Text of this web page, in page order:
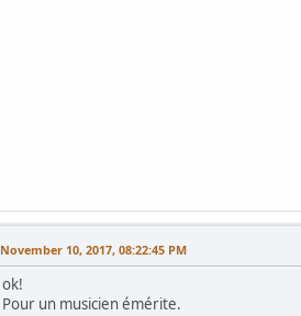
November 10, 2017, 08:22:45 PM
ok!
Pour un musicien émérite.